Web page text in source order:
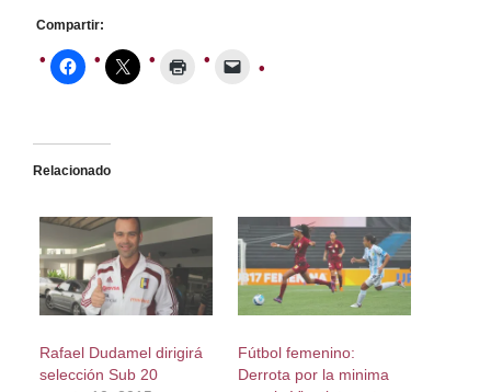
Compartir:
Relacionado
Rafael Dudamel dirigirá
selección Sub 20
Fútbol femenino:
Derrota por la minima